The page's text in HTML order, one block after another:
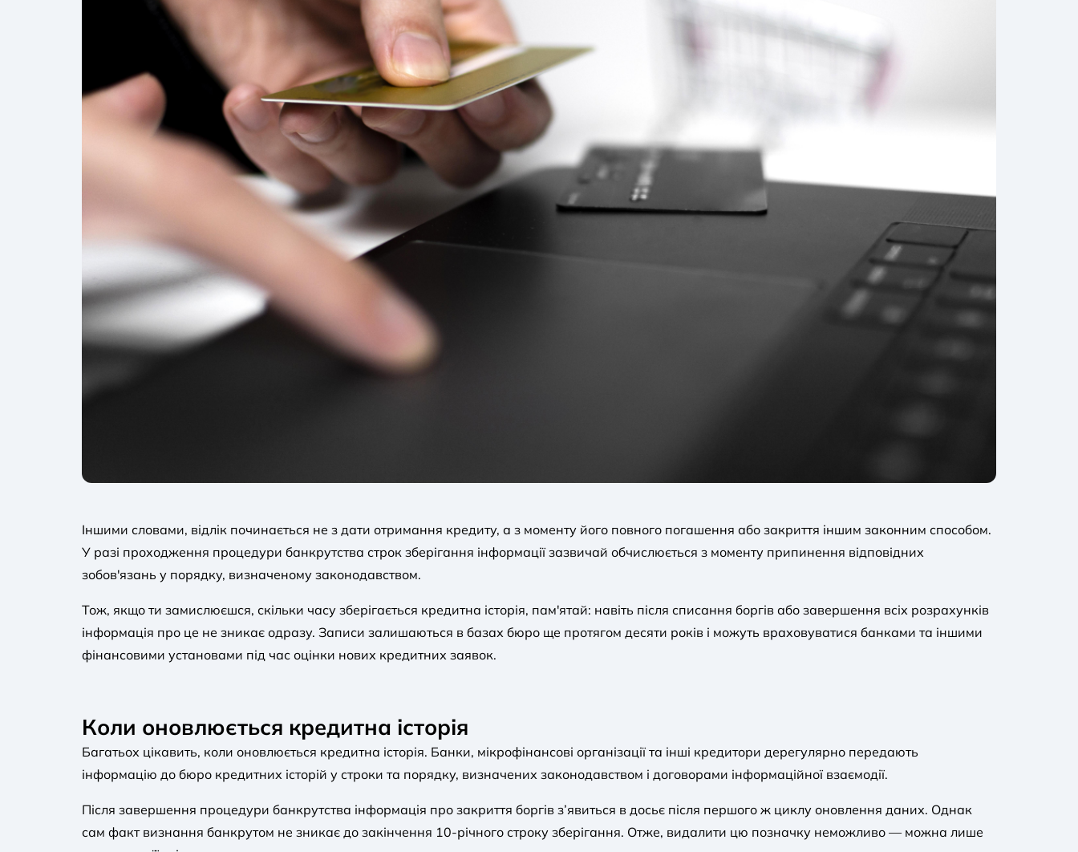
Іншими словами, відлік починається не з дати отримання кредиту, а з моменту його повного погашення або закриття іншим законним способом.
У разі проходження процедури банкрутства строк зберігання інформації зазвичай обчислюється з моменту припинення відповідних
зобов'язань у порядку, визначеному законодавством.
Тож, якщо ти замислюєшся, скільки часу зберігається кредитна історія, пам'ятай: навіть після списання боргів або завершення всіх розрахунків
інформація про це не зникає одразу. Записи залишаються в базах бюро ще протягом десяти років і можуть враховуватися банками та іншими
фінансовими установами під час оцінки нових кредитних заявок.
Коли оновлюється кредитна історія
Багатьох цікавить, коли оновлюється кредитна історія. Банки, мікрофінансові організації та інші кредитори дерегулярно передають
інформацію до бюро кредитних історій у строки та порядку, визначених законодавством і договорами інформаційної взаємодії.
Після завершення процедури банкрутства інформація про закриття боргів з’явиться в досьє після першого ж циклу оновлення даних. Однак
сам факт визнання банкрутом не зникає до закінчення 10-річного строку зберігання. Отже, видалити цю позначку неможливо — можна лише